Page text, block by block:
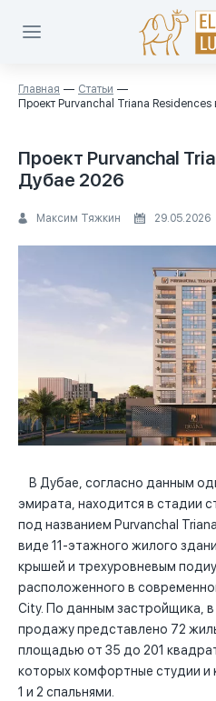
Главная
Статьи
Проект Purvanchal Triana Residences
Проект Purvanchal
Дубае 2026
Максим Тяжкин 29.05.2026
В Дубае, согласно данным
эмирата, находится в стадии
под названием Purvanchal
виде 11-этажного жилого
крышей и трехуровневым
расположенного в
City. По данным застройщика,
продажу представлено 72
площадью от 35 до 201
которых комфортные студии и
1 и 2 спальнями.